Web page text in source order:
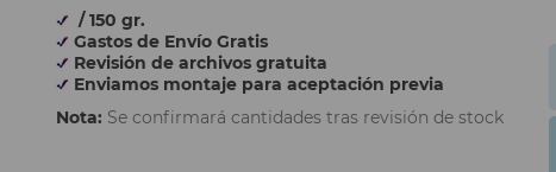
/ 150 gr.
Gastos de Envío Gratis
Revisión de archivos gratuita
Enviamos montaje para aceptación previa
Nota: Se confirmará cantidades tras revisión de stock